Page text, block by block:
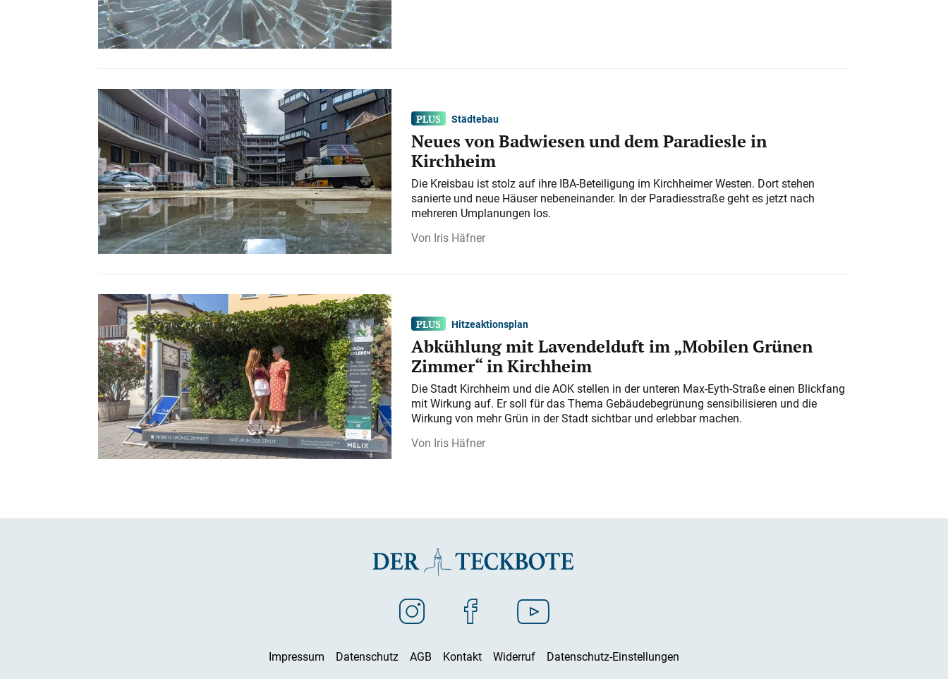
Städtebau
Neues von Badwiesen und dem Paradiesle in
Kirchheim
Die Kreisbau ist stolz auf ihre IBA-Beteiligung im Kirchheimer Westen. Dort stehen
sanierte und neue Häuser nebeneinander. In der Paradiesstraße geht es jetzt nach
mehreren Umplanungen los.
Iris Häfner
Hitzeaktionsplan
Abkühlung mit Lavendelduft im „Mobilen Grünen
Zimmer“ in Kirchheim
Die Stadt Kirchheim und die AOK stellen in der unteren Max-Eyth-Straße einen Blickfang
mit Wirkung auf. Er soll für das Thema Gebäudebegrünung sensibilisieren und die
Wirkung von mehr Grün in der Stadt sichtbar und erlebbar machen.
Iris Häfner
Impressum Datenschutz AGB Kontakt Widerruf Datenschutz-Einstellungen